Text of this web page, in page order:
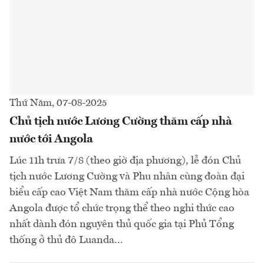
Thứ Năm, 07-08-2025
Chủ tịch nước Lương Cường thăm cấp nhà
nước tới Angola
Lúc 11h trưa 7/8 (theo giờ địa phương), lễ đón Chủ
tịch nước Lương Cường và Phu nhân cùng đoàn đại
biểu cấp cao Việt Nam thăm cấp nhà nước Cộng hòa
Angola được tổ chức trọng thể theo nghi thức cao
nhất dành đón nguyên thủ quốc gia tại Phủ Tổng
thống ở thủ đô Luanda...